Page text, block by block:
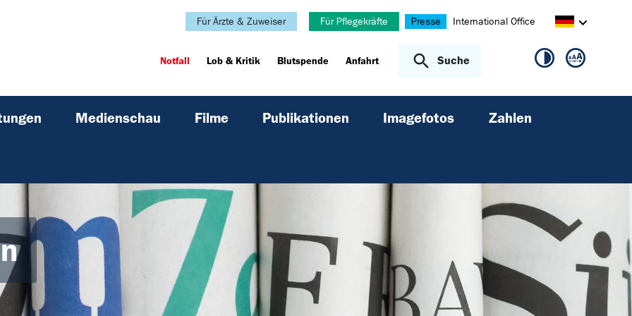
Für Ärzte & Zuweiser Für Pflegekräfte Presse International Office
Notfall Lob & Kritik Blutspende Anfahrt Suche
Medienschau Filme Publikationen Imagefotos Zahlen